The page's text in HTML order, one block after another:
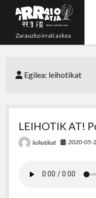
Zarauzko irrati askea
Irratsaioak
twitteryoutube
rss email
Egilea: leihotikat
LEIHOTIK AT!
leihotikat 2020-05-